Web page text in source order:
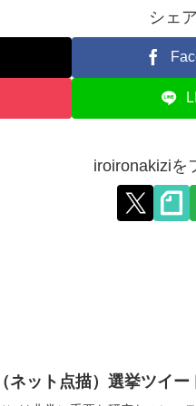
シェ
iroironakiziを
（ネット点描）選挙ツイ